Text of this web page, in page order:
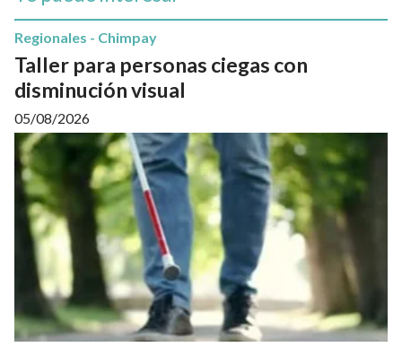
Taller para personas ciegas con
disminución visual
Regionales - Chimpay
05/08/2026